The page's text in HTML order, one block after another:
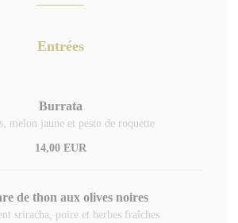
Entrées
Burrata
melon jaune et pesto de roquette
14,00 EUR
de thon aux olives noires
sriracha, poire et herbes fraîches